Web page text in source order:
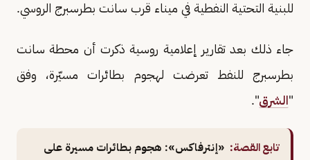
للبنية التحتية النفطية في ميناء قرب سانت بطرسبرج الروسي.
جاء ذلك بعد تقارير إعلامية روسية ذكرت أن محطة سانت
بطرسبرج للنفط تعرضت لهجوم بطائرات مسيّرة، وفق
"الشرق".
تابع القصة: «إنترفاكس»: هجوم بطائرات مسيرة على